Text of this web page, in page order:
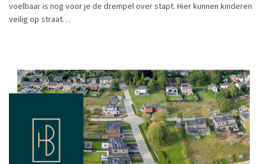
voelbaar is nog voor je de drempel over stapt. Hier kunnen kinderen
veilig op straat…